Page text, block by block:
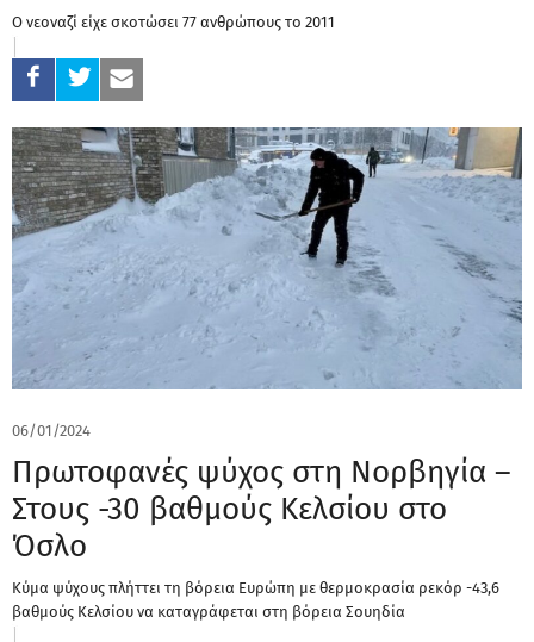
Ο νεοναζί είχε σκοτώσει 77 ανθρώπους το 2011
06/01/2024
Πρωτοφανές ψύχος στη Νορβηγία –
Στους -30 βαθμούς Κελσίου στο
Όσλο
Κύμα ψύχους πλήττει τη βόρεια Ευρώπη με θερμοκρασία ρεκόρ -43,6
βαθμούς Κελσίου να καταγράφεται στη βόρεια Σουηδία